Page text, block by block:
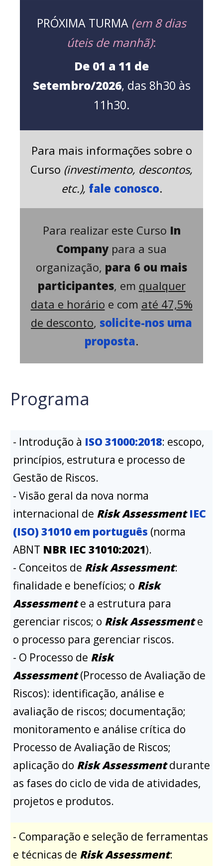
PRÓXIMA TURMA (em 8 dias
úteis de manhã):
De 01 a 11 de
Setembro/2026, das 8h30 às
11h30.
Para mais informações sobre o
Curso (investimento, descontos,
etc.), fale conosco.
Para realizar este Curso In
Company para a sua
organização, para 6 ou mais
participantes, em qualquer
data e horário e com até 47,5%
de desconto, solicite-nos uma
proposta.
Programa
- Introdução à ISO 31000:2018: escopo,
princípios, estrutura e processo de
Gestão de Riscos.
- Visão geral da nova norma
internacional de Risk Assessment IEC
(ISO) 31010 em português (norma
ABNT NBR IEC 31010:2021).
- Conceitos de Risk Assessment:
finalidade e benefícios; o Risk
Assessmente a estrutura para
gerenciar riscos; o Risk Assessmente
o processo para gerenciar riscos.
- O Processo de Risk
Assessment (Processo de Avaliação de
Riscos): identificação, análise e
avaliação de riscos; documentação;
monitoramento e análise crítica do
Processo de Avaliação de Riscos;
aplicação do Risk Assessmentdurante
as fases do ciclo de vida de atividades,
projetos e produtos.
- Comparação e seleção de ferramentas
e técnicas de Risk Assessment: